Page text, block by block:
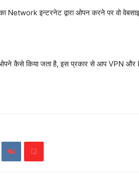
इन्टरनेट द्वारा ओपन करने पर वो
कैसे किया जता है, इस प्रकार से आप VPN और